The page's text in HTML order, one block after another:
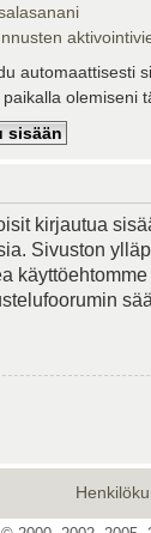
automaattisesti
paikalla olemiseni
kirjautua
Sivuston